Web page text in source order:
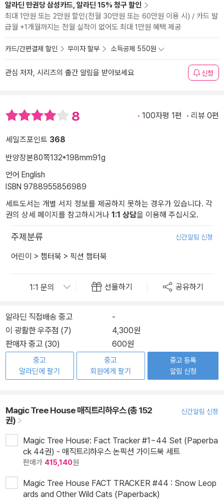
알라딘 만권당 삼성카드, 알라딘 15% 청구 할인
최대 1만원 또는 2만원 할인(전월 30만원 또는 60만원 이용 시) / 카드 발
급월 +1개월까지는 전월 실적이 없어도 최대 1만원 혜택 제공
카드/간편결제 할인 무이자 할부 소득공제 550원
관심 저자, 시리즈의 출간 알림을 받아보세요 신청
8 100자평 1편 리뷰 0편
세일즈포인트 368
반양장본80쪽132*198mm91g
언어 English
ISBN 9788955856989
세트도서는 개별 서지 정보를 제공하지 못하는 경우가 있습니다. 각
권의 상세 페이지를 참고하시거나 1:1 상담을 이용해 주십시오.
주제분류 신간알림 신청
어린이 > 챕터북 > 픽션 챕터북
선물하기 공유하기
알라딘 직접배송 중고
-
이 광활한 우주점 (7)
4,300원
판매자 중고 (30)
600원
중고
알라딘에 팔기
중고
회원에게 팔기
중고 등록
알림 신청
Magic Tree House 매직트리하우스 (총 152
권)
신간알림 신청
Magic Tree House: Fact Tracker #1~44 Set (Paperba
ck 44권) - 매직트리하우스 논픽션 가이드북 세트
판매가 415,140원
Magic Tree House FACT TRACKER #44 : Snow Leop
ards and Other Wild Cats (Paperback)